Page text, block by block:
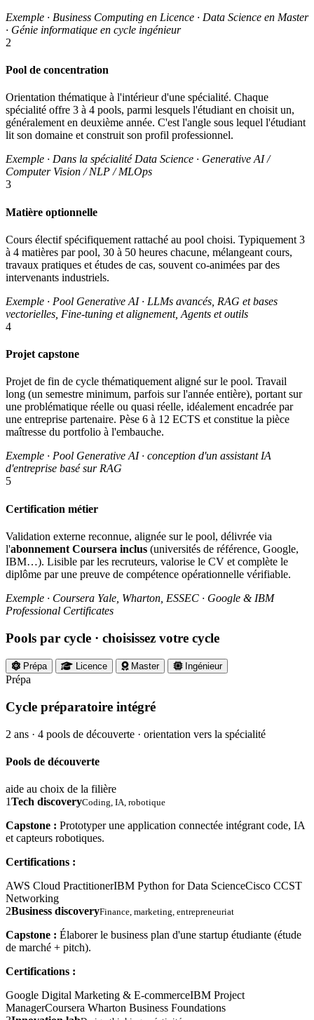
Exemple · Business Computing en Licence · Data Science en Master
· Génie informatique en cycle ingénieur
2
Pool de concentration
Orientation thématique à l'intérieur d'une spécialité. Chaque
spécialité offre 3 à 4 pools, parmi lesquels l'étudiant en choisit un,
généralement en deuxième année. C'est l'angle sous lequel l'étudiant
lit son domaine et construit son profil professionnel.
Exemple · Dans la spécialité Data Science · Generative AI /
Computer Vision / NLP / MLOps
3
Matière optionnelle
Cours électif spécifiquement rattaché au pool choisi. Typiquement 3
à 4 matières par pool, 30 à 50 heures chacune, mélangeant cours,
travaux pratiques et études de cas, souvent co-animées par des
intervenants industriels.
Exemple · Pool Generative AI · LLMs avancés, RAG et bases
vectorielles, Fine-tuning et alignement, Agents et outils
4
Projet capstone
Projet de fin de cycle thématiquement aligné sur le pool. Travail
long (un semestre minimum, parfois sur l'année entière), portant sur
une problématique réelle ou quasi réelle, idéalement encadrée par
une entreprise partenaire. Pèse 6 à 12 ECTS et constitue la pièce
maîtresse du portfolio à l'embauche.
Exemple · Pool Generative AI · conception d'un assistant IA
d'entreprise basé sur RAG
5
Certification métier
Validation externe reconnue, alignée sur le pool, délivrée via
l'abonnement Coursera inclus (universités de référence, Google,
IBM…). Lisible par les recruteurs, valorise le CV et complète le
diplôme par une preuve de compétence opérationnelle vérifiable.
Exemple · Coursera Yale, Wharton, ESSEC · Google & IBM
Professional Certificates
Pools par cycle · choisissez votre cycle
Prépa Licence Master Ingénieur
Prépa
Cycle préparatoire intégré
2 ans · 4 pools de découverte · orientation vers la spécialité
Pools de découverte
aide au choix de la filière
1Tech discoveryCoding, IA, robotique
Capstone : Prototyper une application connectée intégrant code, IA
et capteurs robotiques.
Certifications :
AWS Cloud PractitionerIBM Python for Data ScienceCisco CCST
Networking
2Business discoveryFinance, marketing, entrepreneuriat
Capstone : Élaborer le business plan d'une startup étudiante (étude
de marché + pitch).
Certifications :
Google Digital Marketing & E-commerceIBM Project
ManagerCoursera Wharton Business Foundations